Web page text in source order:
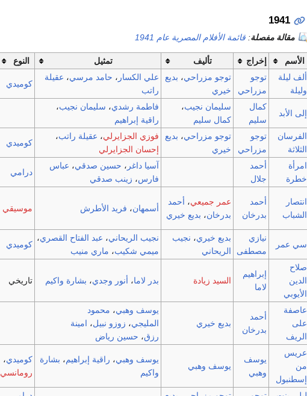
1941
مقالة مفصلة: قائمة الأفلام المصرية عام 1941
الأسم إخراج تأليف تمثيل النوع
ألف ليلة
وليلة
توجو
مزراحي
توجو مزراحي، بديع
خيري
علي الكسار ، حامد مرسي، عقيلة
راتب
كوميدي
إلى الأبد
كمال
سليم
سليمان نجيب،
كمال سليم
فاطمة رشدي، سليمان نجيب،
راقية إبراهيم
الفرسان
الثلاثة
توجو
مزراحي
توجو مزراحي، بديع
خيري
فوزي الجزايرلي، عقيلة راتب،
إحسان الجزايرلي
كوميدي
امرأة
خطرة
أحمد
جلال
آسيا داغر ، حسين صدقي، عباس
فارس، زينب صدقي
درامي
انتصار
الشباب
أحمد
بدرخان
عمر جميعي، أحمد
بدرخان، بديع خيري
أسمهان، فريد الأطرش موسيقي
سي عمر
نيازي
مصطفى
بديع خيري، نجيب
الريحاني
نجيب الريحاني، عبد الفتاح القصري،
ميمي شكيب، ماري منيب
كوميدي
صلاح
الدين
الأيوبي
إبراهيم
لاما
السيد زيادة بدر لاما، أنور وجدي، بشارة واكيم تاريخي
عاصفة
على
الريف
أحمد
بدرخان
بديع خيري
يوسف وهبي، محمود
المليجي، زوزو نبيل، امينة
رزق، حسين رياض
عريس
من
إسطنبول
يوسف
وهبي
يوسف وهبي
يوسف وهبي، راقية إبراهيم، بشارة
واكيم
كوميدي،
رومانسي